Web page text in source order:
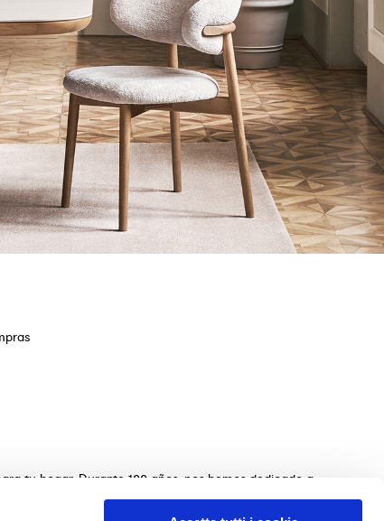
tu hogar. Durante 100 años, nos hemos dedicado a
sillas, camas, sofás y complementos de